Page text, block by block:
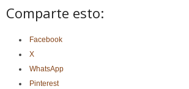
Comparte esto:
Facebook
X
WhatsApp
Pinterest